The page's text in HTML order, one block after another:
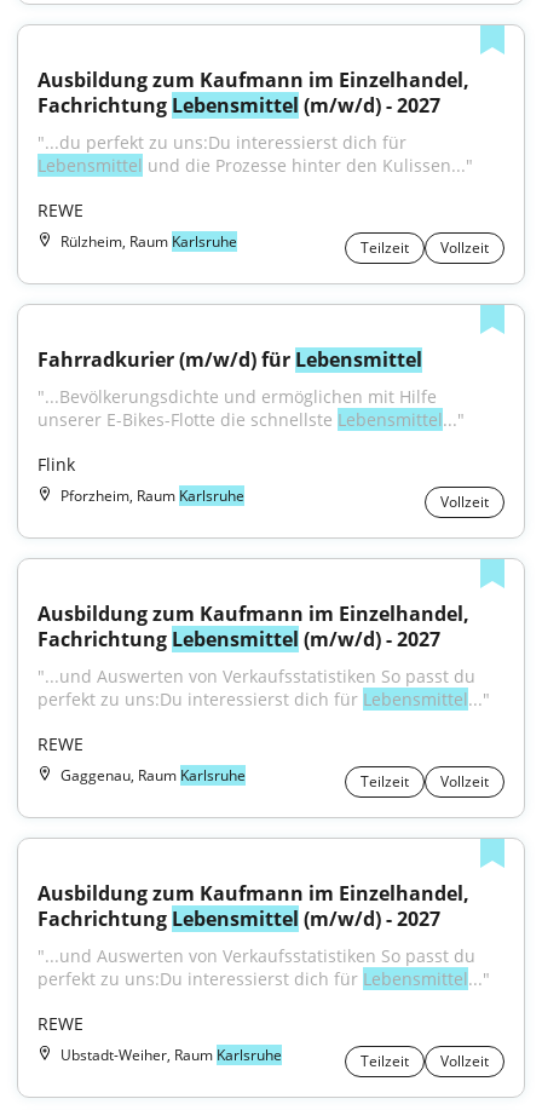
Ausbildung zum Kaufmann im Einzelhandel,
Fachrichtung Lebensmittel (m/w/d) - 2027
Lebensmittel und die Prozesse hinter den Kulissen..."
REWE
Rülzheim, Raum Karlsruhe Teilzeit Vollzeit
Fahrradkurier (m/w/d) für Lebensmittel
"...Bevölkerungsdichte und ermöglichen mit Hilfe
unserer E-Bikes-Flotte die schnellste Lebensmittel..."
Flink
Pforzheim, Raum Karlsruhe Vollzeit
Ausbildung zum Kaufmann im Einzelhandel,
Fachrichtung Lebensmittel (m/w/d) - 2027
"...und Auswerten von Verkaufsstatistiken So passt du
perfekt zu uns:Du interessierst dich für Lebensmittel..."
REWE
Gaggenau, Raum Karlsruhe Teilzeit Vollzeit
Ausbildung zum Kaufmann im Einzelhandel,
Fachrichtung Lebensmittel (m/w/d) - 2027
"...und Auswerten von Verkaufsstatistiken So passt du
perfekt zu uns:Du interessierst dich für Lebensmittel..."
REWE
Ubstadt-Weiher, Raum Karlsruhe Teilzeit Vollzeit